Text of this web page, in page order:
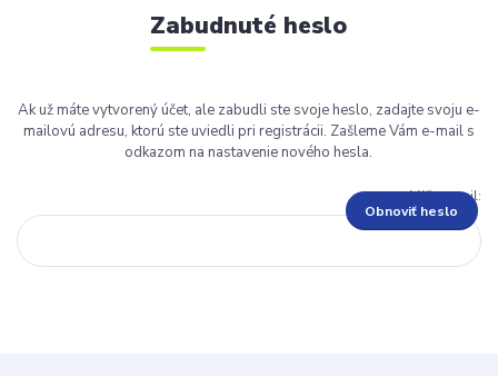
Zabudnuté heslo
Ak už máte vytvorený účet, ale zabudli ste svoje heslo, zadajte svoju e-
mailovú adresu, ktorú ste uviedli pri registrácii. Zašleme Vám e-mail s
odkazom na nastavenie nového hesla.
Váš e-mail:
Obnoviť heslo